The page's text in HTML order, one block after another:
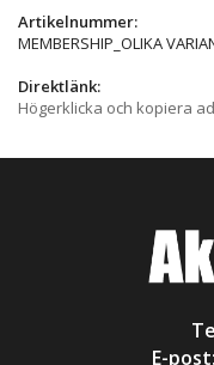
Artikelnummer:
MEMBERSHIP_OLIKA
Direktlänk:
Högerklicka och kopiera
E-post: